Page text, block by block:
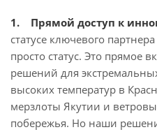
1. Прямой доступ к
статусе ключевого
просто статус. Это прямое
решений для
высоких температур в
мерзлоты Якутии и
побережья. Но наши